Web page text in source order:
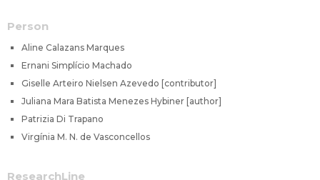
Person
Aline Calazans Marques
Ernani Simplício Machado
Giselle Arteiro Nielsen Azevedo [contributor]
Juliana Mara Batista Menezes Hybiner [author]
Patrizia Di Trapano
Virgínia M. N. de Vasconcellos
ResearchLine